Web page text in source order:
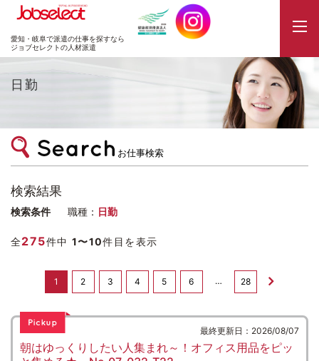
JobSelect
愛知・岐阜で派遣の仕事を探すなら
ジョブセレクトの人材派遣
日勤
お仕事検索
検索結果
検索条件 職種： 日勤
全275件中 1〜10件目を表示
1 2 3 4 5 6 … 28
最終更新日：2026/08/07
朝はゆっくりしたい人集まれ～！オフィス用品をピッ